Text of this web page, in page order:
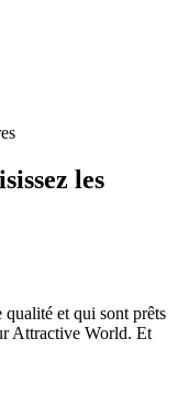
les
qualité et qui sont prêts
Attractive World. Et